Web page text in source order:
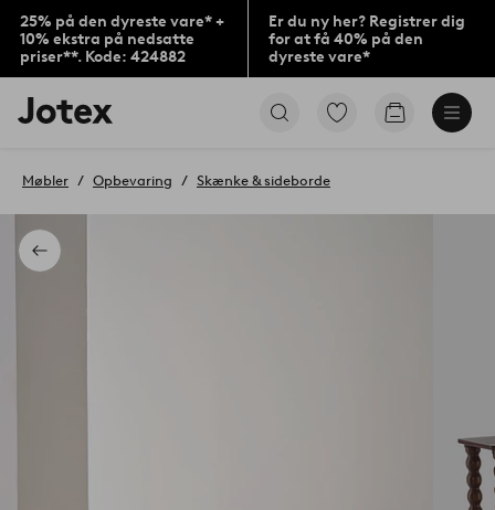
25% på den dyreste vare* +
10% ekstra på nedsatte
priser**. Kode: 424882
Er du ny her? Registrer dig
for at få 40% på den
dyreste vare*
Jotex
logo
til
Gå
Gå
Tilbage
Møbler Opbevaring Skænke & sideborde